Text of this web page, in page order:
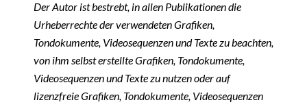
Der Autor ist bestrebt, in allen Publikationen die
Urheberrechte der verwendeten Grafiken,
Tondokumente, Videosequenzen und Texte zu beachten,
von ihm selbst erstellte Grafiken, Tondokumente,
Videosequenzen und Texte zu nutzen oder auf
lizenzfreie Grafiken, Tondokumente, Videosequenzen